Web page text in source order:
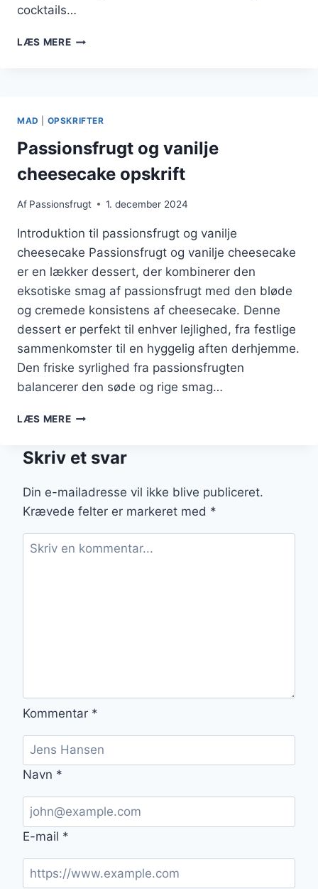
cocktails…
LÆS MEREPASSIONSFRUGT
MAD OPSKRIFTER
Passionsfrugt og vanilje
cheesecake opskrift
Af Passionsfrugt 1. december 2024
Introduktion til passionsfrugt og vanilje
cheesecake Passionsfrugt og vanilje cheesecake
er en lækker dessert, der kombinerer den
eksotiske smag af passionsfrugt med den bløde
og cremede konsistens af cheesecake. Denne
dessert er perfekt til enhver lejlighed, fra festlige
sammenkomster til en hyggelig aften derhjemme.
Den friske syrlighed fra passionsfrugten
balancerer den søde og rige smag…
LÆS MEREPASSIONSFRUGT
CHEESECAKE
Skriv et svar
Din e-mailadresse vil ikke blive publiceret.
Krævede felter er markeret med *
Kommentar *
Navn *
E-mail *